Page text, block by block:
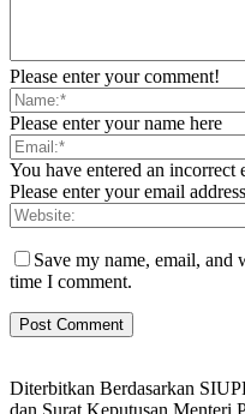
Please enter your comment!
Please enter your name here
You have entered an incorrect
Please enter your email
Save my name, email, and
time I comment.
Diterbitkan Berdasarkan